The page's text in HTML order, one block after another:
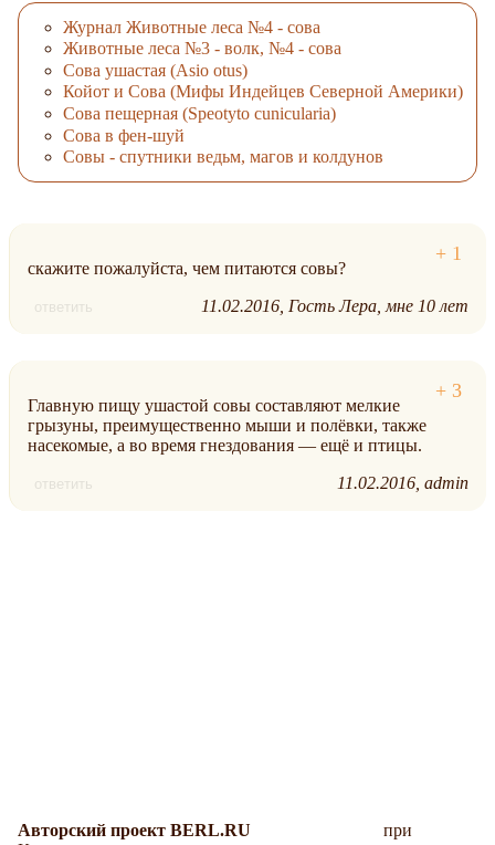
Журнал Животные леса №4 - сова
Животные леса №3 - волк, №4 - сова
Сова ушастая (Asio otus)
Койот и Сова (Мифы Индейцев Северной Америки)
Сова пещерная (Speotyto cunicularia)
Сова в фен-шуй
Совы - спутники ведьм, магов и колдунов
скажите пожалуйста, чем питаются совы?
ответить 11.02.2016 Гость Лера, мне 10 лет
Главную пищу ушастой совы составляют мелкие
грызуны, преимущественно мыши и полёвки, также
насекомые, а во время гнездования — ещё и птицы.
ответить 11.02.2016 admin
Авторский проект BERL.RU
при